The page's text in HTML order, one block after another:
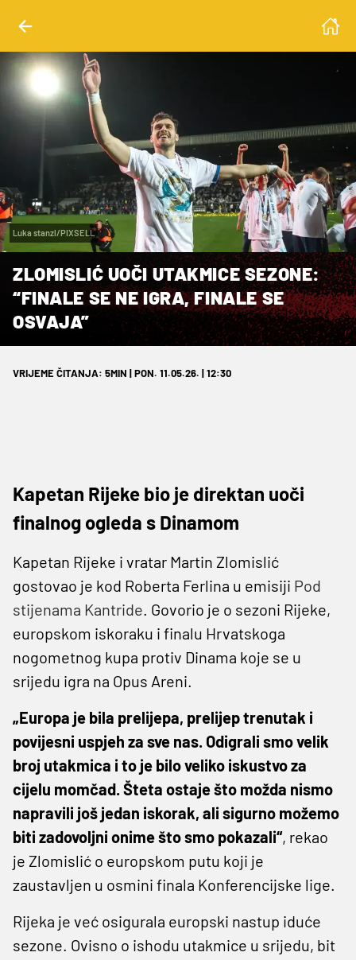
Luka stanzl/PIXSELL
ZLOMISLIĆ UOČI UTAKMICE SEZONE:
“FINALE SE NE IGRA, FINALE SE
OSVAJA”
VRIJEME ČITANJA: 5MIN | PON. 11.05.26. | 12:30
Kapetan Rijeke bio je direktan uoči
finalnog ogleda s Dinamom
Kapetan Rijeke i vratar Martin Zlomislić
gostovao je kod Roberta Ferlina u emisiji Pod
stijenama Kantride. Govorio je o sezoni Rijeke,
europskom iskoraku i finalu Hrvatskoga
nogometnog kupa protiv Dinama koje se u
srijedu igra na Opus Areni.
„Europa je bila prelijepa, prelijep trenutak i
povijesni uspjeh za sve nas. Odigrali smo velik
broj utakmica i to je bilo veliko iskustvo za
cijelu momčad. Šteta ostaje što možda nismo
napravili još jedan iskorak, ali sigurno možemo
biti zadovoljni onime što smo pokazali“, rekao
je Zlomislić o europskom putu koji je
zaustavljen u osmini finala Konferencijske lige.
Rijeka je već osigurala europski nastup iduće
sezone. Ovisno o ishodu utakmice u srijedu, bit